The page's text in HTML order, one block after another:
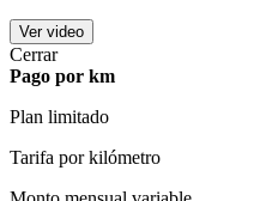
Ver video
Cerrar
Pago por km
Plan limitado
Tarifa por kilómetro